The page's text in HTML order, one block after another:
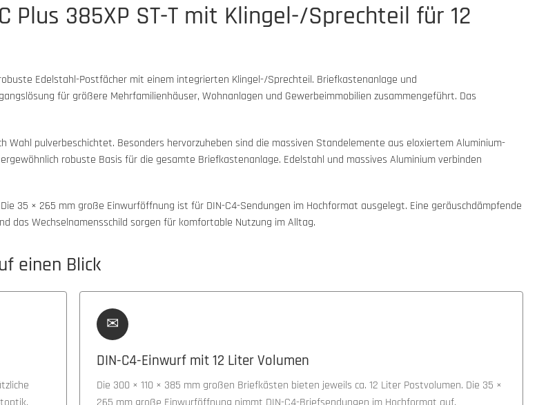
Plus 385XP ST-T mit Klingel-/Sprechteil für 12
Edelstahl-Postfächer mit einem integrierten Klingel-/Sprechteil. Briefkastenanlage und
für größere Mehrfamilienhäuser, Wohnanlagen und Gewerbeimmobilien zusammengeführt. Das
pulverbeschichtet. Besonders hervorzuheben sind die massiven Standelemente aus eloxiertem Aluminium-
robuste Basis für die gesamte Briefkastenanlage. Edelstahl und massives Aluminium verbinden
35 × 265 mm große Einwurföffnung ist für DIN-C4-Sendungen im Hochformat ausgelegt. Eine geräuschdämpfende
das Wechselnamensschild sorgen für komfortable Nutzung im Alltag.
einen Blick
✉
DIN-C4-Einwurf mit 12 Liter Volumen
Die 300 × 110 × 385 mm großen Briefkästen bieten jeweils ca. 12 Liter Postvolumen. Die 35 ×